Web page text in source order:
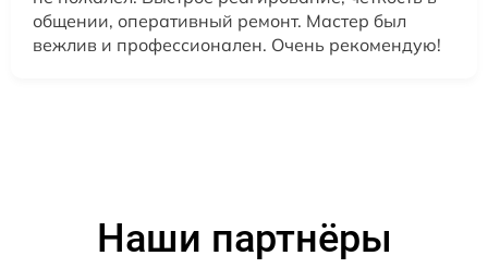
общении, оперативный ремонт. Мастер был
вежлив и профессионален. Очень рекомендую!
Наши партнёры